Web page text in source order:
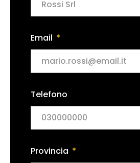
Email
Telefono
Provincia